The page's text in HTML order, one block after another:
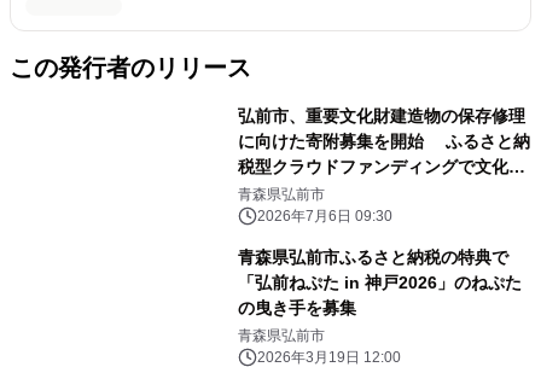
この発行者のリリース
弘前市、重要文化財建造物の保存修理
に向けた寄附募集を開始 ふるさと納
税型クラウドファンディングで文化財
を未来へつなぐ
青森県弘前市
2026年7月6日 09:30
青森県弘前市ふるさと納税の特典で
「弘前ねぷた in 神戸2026」のねぷた
の曳き手を募集
青森県弘前市
2026年3月19日 12:00